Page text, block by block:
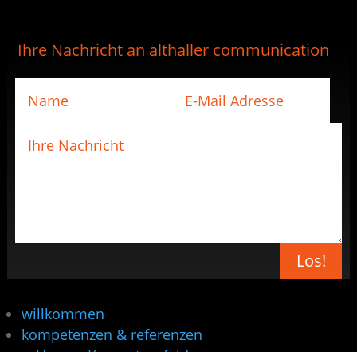
Ihre Nachricht an althaller communication
Los!
willkommen
kompetenzen & referenzen